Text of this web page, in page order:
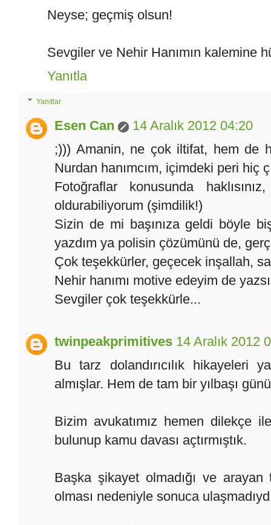
Neyse; geçmiş olsun!
Sevgiler ve Nehir Hanımın kalemine
Yanıtla
Yanıtlar
Esen Can
14 Aralık 2012 04:20
;))) Amanin, ne çok iltifat, hem de
Nurdan hanımcım, içimdeki peri hiç
Fotoğraflar konusunda
oldurabiliyorum (şimdilik!)
Sizin de mi başınıza geldi böyle
yazdım ya polisin çözümünü de,
Çok teşekkürler, geçecek inşallah,
Nehir hanımı motive edeyim de
Sevgiler çok teşekkürle...
twinpeakprimitives 14 Aralık 2012
Bu tarz dolandırıcılık hikayeleri
almışlar. Hem de tam bir yılbaşı
Bizim avukatımız hemen dilekçe
bulunup kamu davası açtırmıştık.
Başka şikayet olmadığı ve
olması nedeniyle sonuca